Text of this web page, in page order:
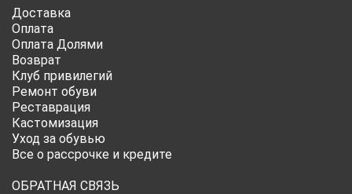
Доставка
Оплата
Оплата Долями
Возврат
Клуб привилегий
Ремонт обуви
Реставрация
Кастомизация
Уход за обувью
Все о рассрочке и кредите
ОБРАТНАЯ СВЯЗЬ